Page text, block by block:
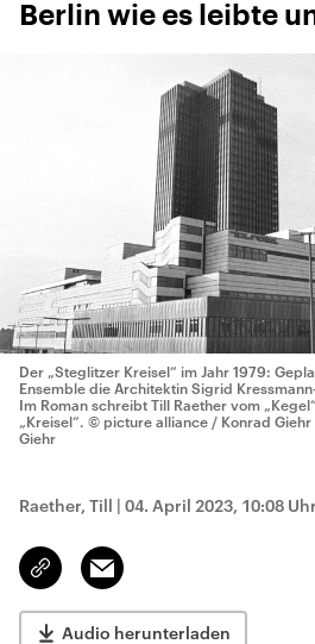
Berlin wie es leibte
Der „Steglitzer Kreisel“ im Jahr 1979:
Ensemble die Architektin Sigrid
Im Roman schreibt Till Raether vom
„Kreisel“. © picture alliance / Konrad Giehr
Giehr
Raether, Till | 04. April 2023, 10:08 Uhr
Link
kopieren/teilen
Email
Audio herunterladen